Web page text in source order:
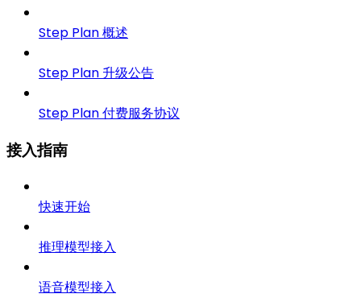
Step Plan 概述
Step Plan 升级公告
Step Plan 付费服务协议
接入指南
快速开始
推理模型接入
语音模型接入